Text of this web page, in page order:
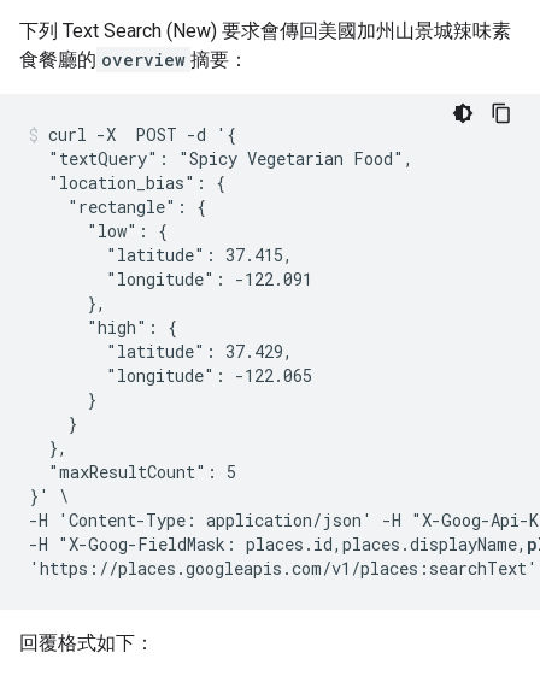
下列 Text Search (New) 要求會傳回美國加州山景城辣味素
食餐廳的 overview 摘要：
curl -X  POST -d '{
  "textQuery": "Spicy Vegetarian Food",
  "location_bias": {
    "rectangle": {
      "low": {
        "latitude": 37.415,
        "longitude": -122.091
      },
      "high": {
        "latitude": 37.429,
        "longitude": -122.065
      }
    }
  },
  "maxResultCount": 5
}' \
-H 'Content-Type: application/json' -H "X-Goog-Api-
-H "X-Goog-FieldMask: places.id,places.displayName,
回覆格式如下：